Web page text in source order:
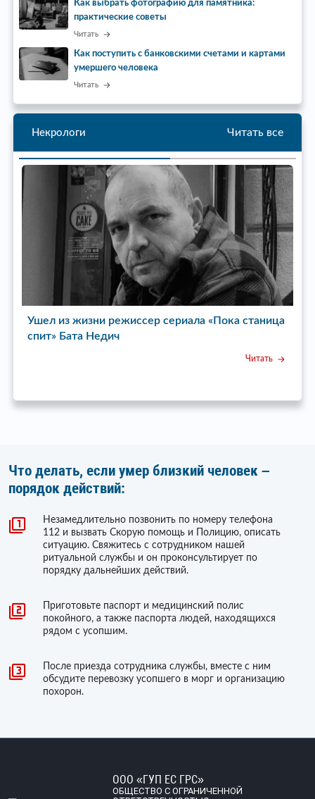
Как выбрать фотографию для памятника:
практические советы
Читать
Как поступить с банковскими счетами и картами
умершего человека
Читать
Некрологи Читать все
Ушел из жизни режиссер сериала «Пока станица
спит» Бата Недич
Читать
Что делать, если умер близкий человек –
порядок действий:
Незамедлительно позвонить по номеру телефона
112 и вызвать Скорую помощь и Полицию, описать
ситуацию. Свяжитесь с сотрудником нашей
ритуальной службы и он проконсультирует по
порядку дальнейших действий.
Приготовьте паспорт и медицинский полис
покойного, а также паспорта людей, находящихся
рядом с усопшим.
После приезда сотрудника службы, вместе с ним
обсудите перевозку усопшего в морг и организацию
похорон.
ООО «ГУП ЕС ГРС»
ОБЩЕСТВО С ОГРАНИЧЕННОЙ